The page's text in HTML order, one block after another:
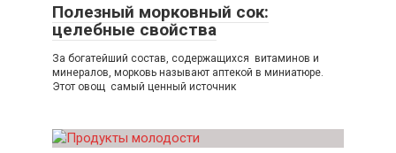
Полезный морковный сок:
целебные свойства
За богатейший состав, содержащихся витаминов и
минералов, морковь называют аптекой в миниатюре.
Этот овощ самый ценный источник